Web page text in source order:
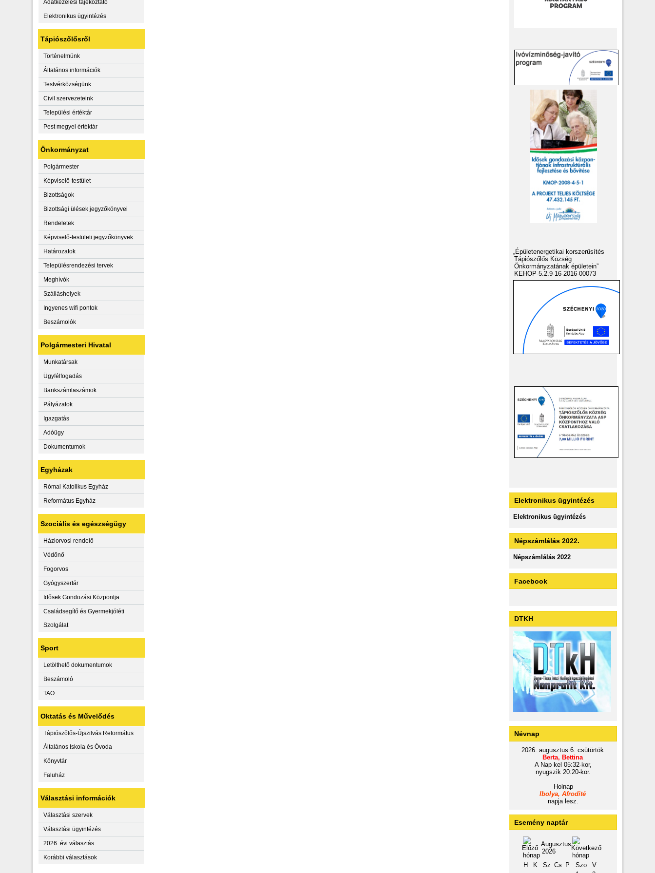
Adatkezelési tájékoztató
Elektronikus ügyintézés
Tápiószőlősről
Történelmünk
Általános információk
Testvérközségünk
Civil szervezeteink
Települési értéktár
Pest megyei értéktár
Önkormányzat
Polgármester
Képviselő-testület
Bizottságok
Bizottsági ülések jegyzőkönyvei
Rendeletek
Képviselő-testületi jegyzőkönyvek
Határozatok
Településrendezési tervek
Meghívók
Szálláshelyek
Ingyenes wifi pontok
Beszámolók
Polgármesteri Hivatal
Munkatársak
Ügyfélfogadás
Bankszámlaszámok
Pályázatok
Igazgatás
Adóügy
Dokumentumok
Egyházak
Római Katolikus Egyház
Református Egyház
Szociális és egészségügy
Háziorvosi rendelő
Védőnő
Fogorvos
Gyógyszertár
Idősek Gondozási Központja
Családsegítő és Gyermekjóléti
Szolgálat
Sport
Letölthető dokumentumok
Beszámoló
TAO
Oktatás és Művelődés
Tápiószőlős-Újszilvás Református
Általános Iskola és Óvoda
Könyvtár
Faluház
Választási információk
Választási szervek
Választási ügyintézés
2026. évi választás
Korábbi választások
„Épületenergetikai korszerűsítés
Tápiószőlős Község
Önkormányzatának épületein”
KEHOP-5.2.9-16-2016-00073
Elektronikus ügyintézés
Elektronikus ügyintézés
Népszámlálás 2022.
Népszámlálás 2022
Facebook
DTKH
Névnap
2026. augusztus 6. csütörtök
Berta, Bettina
A Nap kel 05:32-kor,
nyugszik 20:20-kor.
Holnap
Ibolya, Afrodité
napja lesz.
Esemény naptár
Augusztus
2026
H
K Sz Cs P Szo
V